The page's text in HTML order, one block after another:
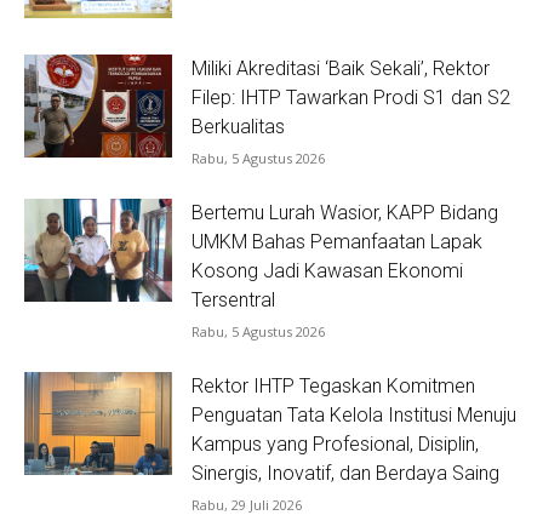
Miliki Akreditasi ‘Baik Sekali’, Rektor
Filep: IHTP Tawarkan Prodi S1 dan S2
Berkualitas
Rabu, 5 Agustus 2026
Bertemu Lurah Wasior, KAPP Bidang
UMKM Bahas Pemanfaatan Lapak
Kosong Jadi Kawasan Ekonomi
Tersentral
Rabu, 5 Agustus 2026
Rektor IHTP Tegaskan Komitmen
Penguatan Tata Kelola Institusi Menuju
Kampus yang Profesional, Disiplin,
Sinergis, Inovatif, dan Berdaya Saing
Rabu, 29 Juli 2026